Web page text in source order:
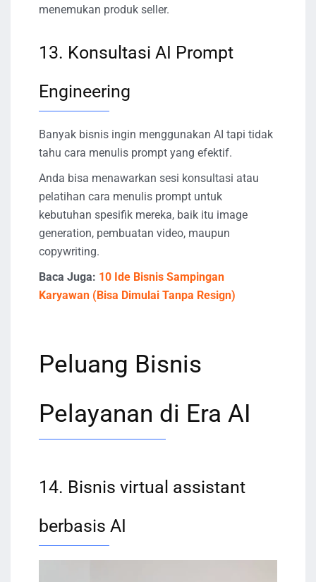
menemukan produk seller.
13. Konsultasi AI Prompt
Engineering
Banyak bisnis ingin menggunakan AI tapi tidak
tahu cara menulis prompt yang efektif.
Anda bisa menawarkan sesi konsultasi atau
pelatihan cara menulis prompt untuk
kebutuhan spesifik mereka, baik itu image
generation, pembuatan video, maupun
copywriting.
Baca Juga: 10 Ide Bisnis Sampingan
Karyawan (Bisa Dimulai Tanpa Resign)
Peluang Bisnis
Pelayanan di Era AI
14. Bisnis virtual assistant
berbasis AI